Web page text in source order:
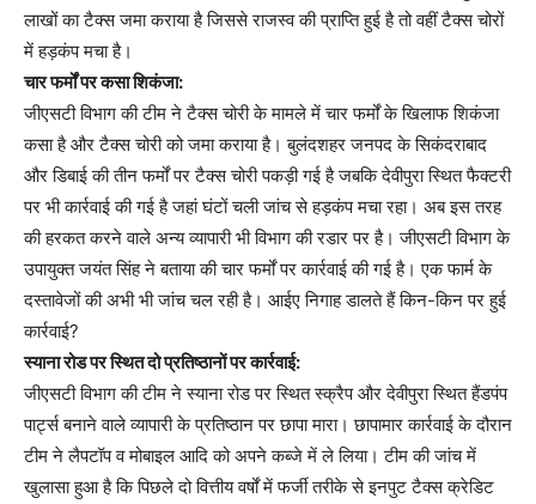
लाखों का टैक्स जमा कराया है जिससे राजस्व की प्राप्ति हुई है तो वहीं टैक्स चोरों
में हड़कंप मचा है।
चार फर्मों पर कसा शिकंजा:
जीएसटी विभाग की टीम ने टैक्स चोरी के मामले में चार फर्मों के खिलाफ शिकंजा
कसा है और टैक्स चोरी को जमा कराया है। बुलंदशहर जनपद के सिकंदराबाद
और डिबाई की तीन फर्मों पर टैक्स चोरी पकड़ी गई है जबकि देवीपुरा स्थित फैक्टरी
पर भी कार्रवाई की गई है जहां घंटों चली जांच से हड़कंप मचा रहा। अब इस तरह
की हरकत करने वाले अन्य व्यापारी भी विभाग की रडार पर है। जीएसटी विभाग के
उपायुक्त जयंत सिंह ने बताया की चार फर्मों पर कार्रवाई की गई है। एक फार्म के
दस्तावेजों की अभी भी जांच चल रही है। आईए निगाह डालते हैं किन-किन पर हुई
कार्रवाई?
स्याना रोड पर स्थित दो प्रतिष्ठानों पर कार्रवाई:
जीएसटी विभाग की टीम ने स्याना रोड पर स्थित स्क्रैप और देवीपुरा स्थित हैंडपंप
पार्ट्स बनाने वाले व्यापारी के प्रतिष्ठान पर छापा मारा। छापामार कार्रवाई के दौरान
टीम ने लैपटॉप व मोबाइल आदि को अपने कब्जे में ले लिया। टीम की जांच में
खुलासा हुआ है कि पिछले दो वित्तीय वर्षों में फर्जी तरीके से इनपुट टैक्स क्रेडिट